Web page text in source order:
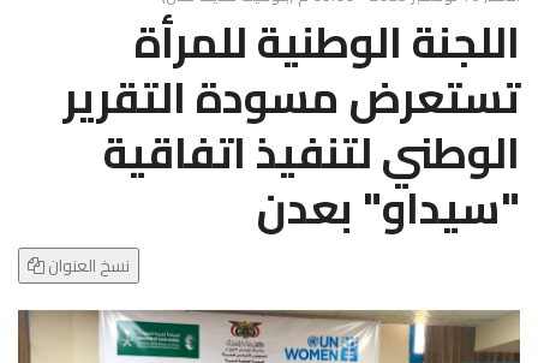
e
N
a
v
i
g
a
o
n
اللجنة الوطنية للمرأة
تستعرض مسودة التقرير
الوطني لتنفيذ اتفاقية
"سيداو" بعدن
نسخ العنوان